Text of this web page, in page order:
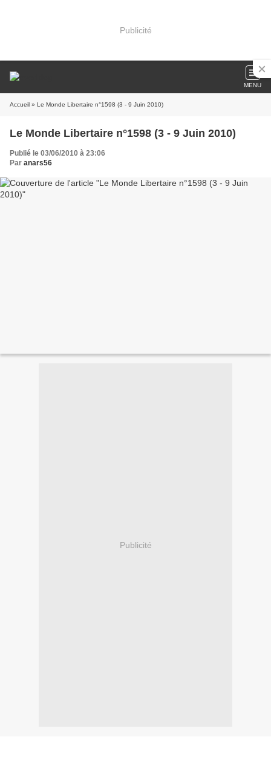
Publicité
MENU
Accueil » Le Monde Libertaire n°1598 (3 - 9 Juin 2010)
Le Monde Libertaire n°1598 (3 - 9 Juin 2010)
Publié le 03/06/2010 à 23:06
Par anars56
Publicité